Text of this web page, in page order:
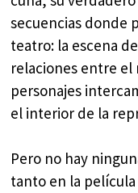
secuencias donde
teatro: la escena
relaciones entre el
personajes
el interior de la
Pero no hay
tanto en la